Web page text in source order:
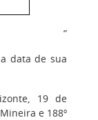
”
data de sua
19 de
e 188º